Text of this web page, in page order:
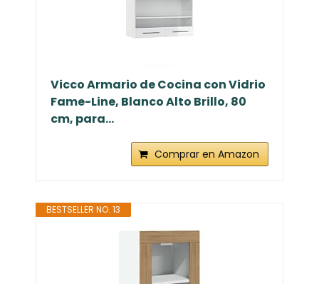
Vicco Armario de Cocina con Vidrio
Fame-Line, Blanco Alto Brillo, 80
cm, para...
Comprar en Amazon
BESTSELLER NO. 13